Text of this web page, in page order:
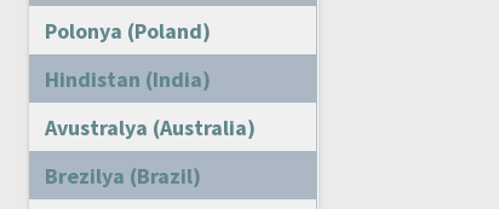
Polonya (Poland)
Hindistan (India)
Avustralya (Australia)
Brezilya (Brazil)